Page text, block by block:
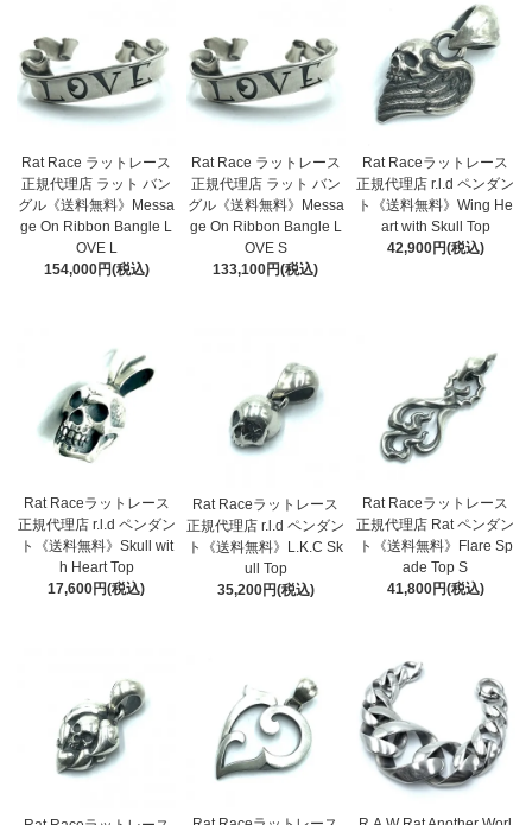
Rat Race ラットレース
正規代理店 ラット バン
グル《送料無料》Messa
ge On Ribbon Bangle L
OVE L
154,000円(税込)
Rat Race ラットレース
正規代理店 ラット バン
グル《送料無料》Messa
ge On Ribbon Bangle L
OVE S
133,100円(税込)
Rat Raceラットレース
正規代理店 r.l.d ペンダン
ト《送料無料》Wing He
art with Skull Top
42,900円(税込)
Rat Raceラットレース
正規代理店 r.l.d ペンダン
ト《送料無料》Skull wit
h Heart Top
17,600円(税込)
Rat Raceラットレース
正規代理店 r.l.d ペンダン
ト《送料無料》L.K.C Sk
ull Top
35,200円(税込)
Rat Raceラットレース
正規代理店 Rat ペンダン
ト《送料無料》Flare Sp
ade Top S
41,800円(税込)